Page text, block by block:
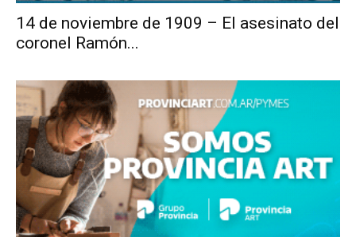
14 de noviembre de 1909 – El asesinato del
coronel Ramón...